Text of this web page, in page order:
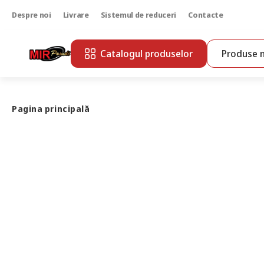
Despre noi Livrare Sistemul de reduceri Contacte
Catalogul produselor Produse
Pagina principală